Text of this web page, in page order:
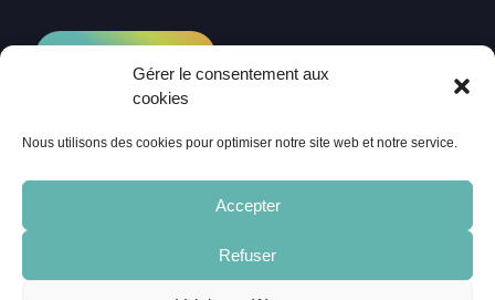
Gérer le consentement aux
cookies
Nous utilisons des cookies pour optimiser notre site web et notre service.
Accepter
RefuserCRÉDITS
MENTIONS LÉGALES